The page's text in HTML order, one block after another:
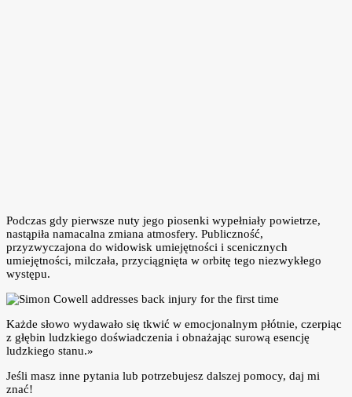
Podczas gdy pierwsze nuty jego piosenki wypełniały powietrze,
nastąpiła namacalna zmiana atmosfery. Publiczność,
przyzwyczajona do widowisk umiejętności i scenicznych
umiejętności, milczała, przyciągnięta w orbitę tego niezwykłego
występu.
Każde słowo wydawało się tkwić w emocjonalnym płótnie, czerpiąc
z głębin ludzkiego doświadczenia i obnażając surową esencję
ludzkiego stanu.»
Jeśli masz inne pytania lub potrzebujesz dalszej pomocy, daj mi
znać!